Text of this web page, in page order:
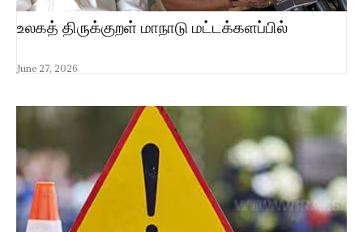
உலகத் திருக்குறள் மாநாடு மட்டக்களப்பில்
June 27, 2026